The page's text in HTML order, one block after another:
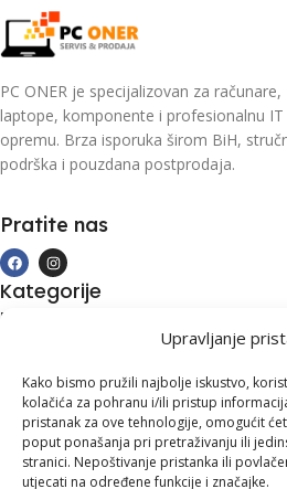
Upravljanje
Kako bismo pružili najbolje iskustvo,
kolačića za pohranu i/ili pristup
pristanak za ove tehnologije, omogućit
poput ponašanja pri pretraživanju ili
stranici. Nepoštivanje pristanka ili
utjecati na određene funkcije i značajke.
PC ONER je specijalizovan za računare,
laptope, komponente i profesionalnu IT
opremu. Brza isporuka širom BiH,
podrška i pouzdana postprodaja.
Pratite nas
Kategorije
Kupovina i podrška
Kontakt informacije
Branilaca Bosne, 75 300 Lukavac
+387 35 555 999